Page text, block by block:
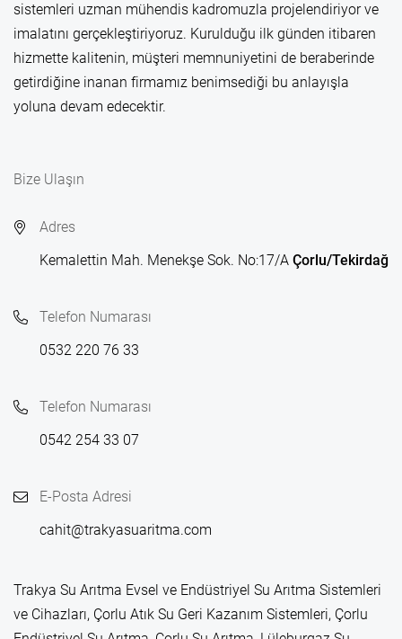
sistemleri uzman mühendis kadromuzla projelendiriyor ve
imalatını gerçekleştiriyoruz. Kurulduğu ilk günden itibaren
hizmette kalitenin, müşteri memnuniyetini de beraberinde
getirdiğine inanan firmamız benimsediği bu anlayışla
yoluna devam edecektir.
Bize Ulaşın
Adres
Kemalettin Mah. Menekşe Sok. No:17/A Çorlu/Tekirdağ
Telefon Numarası
0532 220 76 33
Telefon Numarası
0542 254 33 07
E-Posta Adresi
cahit@trakyasuaritma.com
Trakya Su Arıtma Evsel ve Endüstriyel Su Arıtma Sistemleri
ve Cihazları, Çorlu Atık Su Geri Kazanım Sistemleri, Çorlu